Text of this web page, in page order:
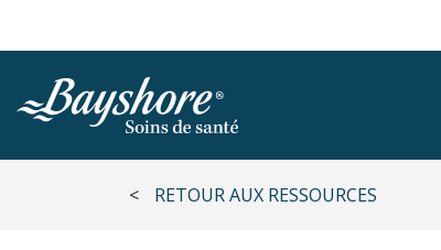
< RETOUR AUX RESSOURCES